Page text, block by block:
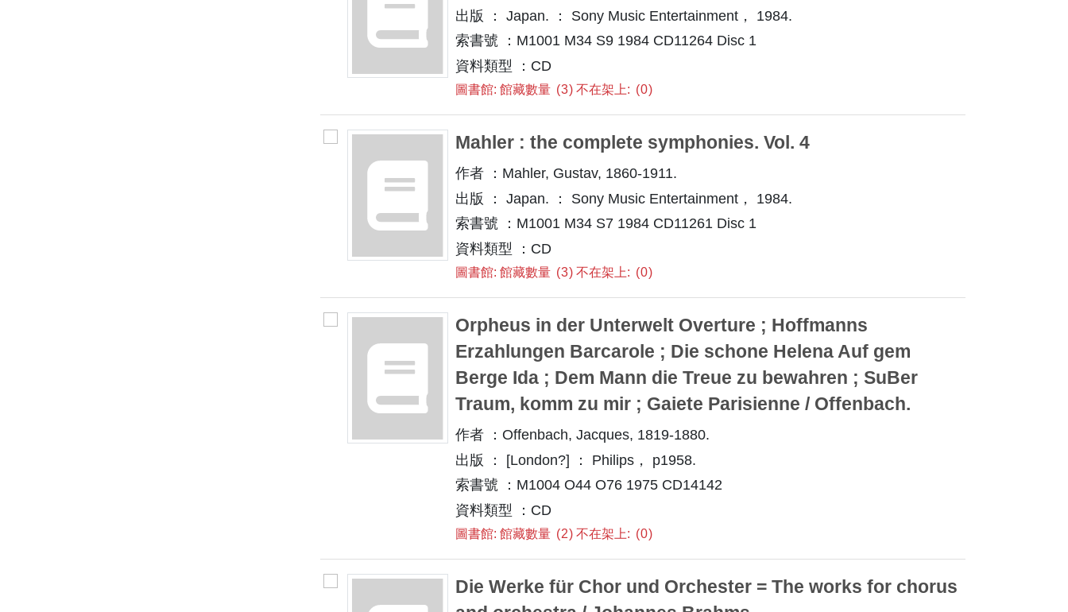
出版 ： Japan. ： Sony Music Entertainment， 1984.
索書號 ：M1001 M34 S9 1984 CD11264 Disc 1
資料類型 ：CD
圖書館: 館藏數量 3 不在架上: 0
Mahler : the complete symphonies. Vol. 4
作者 ：Mahler, Gustav, 1860-1911.
出版 ： Japan. ： Sony Music Entertainment， 1984.
索書號 ：M1001 M34 S7 1984 CD11261 Disc 1
資料類型 ：CD
圖書館: 館藏數量 3 不在架上: 0
Orpheus in der Unterwelt Overture ; Hoffmanns
Erzahlungen Barcarole ; Die schone Helena Auf gem
Berge Ida ; Dem Mann die Treue zu bewahren ; SuBer
Traum, komm zu mir ; Gaiete Parisienne / Offenbach.
作者 ：Offenbach, Jacques, 1819-1880.
出版 ： [London?] ： Philips， p1958.
索書號 ：M1004 O44 O76 1975 CD14142
資料類型 ：CD
圖書館: 館藏數量 2 不在架上: 0
Die Werke für Chor und Orchester = The works for chorus